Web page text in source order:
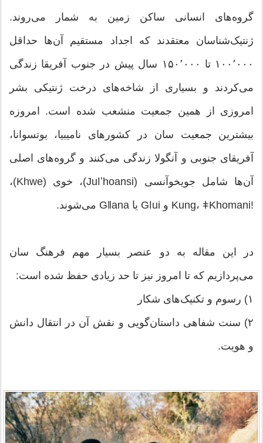
گروه‌های انسانی ساکن زمین به شمار می‌روند.
ژنتیک‌شناسان معتقدند که اجداد مستقیم آن‌ها حداقل
۱۰۰٬۰۰۰ تا ۱۵۰٬۰۰۰ سال پیش در جنوب آفریقا زندگی
می‌کردند و بسیاری از شاخه‌های درخت ژنتیکی بشر
امروزی از همین جمعیت منشعب شده است. امروزه
بیشترین جمعیت سان در کشورهای نامیبیا، بوتسوانا،
آفریقای جنوبی و آنگولا زندگی می‌کنند و گروه‌های اصلی
آن‌ها شامل جویخوآنسی (Juǀʼhoansi)، خوی (Khwe)،
!Kung، ǂKhomani و Gǀui یا Gǁana می‌شوند.
در این مقاله به دو عنصر بسیار مهم فرهنگ سان
می‌پردازیم که تا امروز نیز تا حد زیادی حفظ شده است:
۱) رسوم و تکنیک‌های شکار
۲) سنت شفاهی داستان‌گویی و نقش آن در انتقال دانش
و هویت.